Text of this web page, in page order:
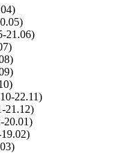
21.06)
22.11)
21.12)
20.01)